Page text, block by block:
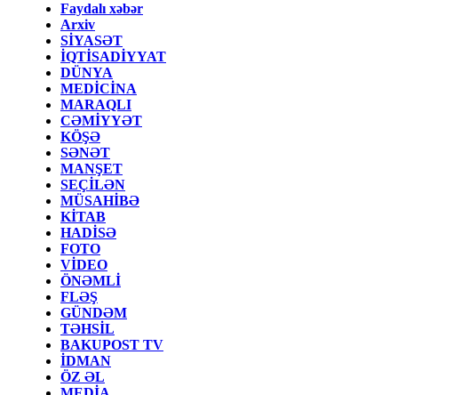
Faydalı xəbər
Arxiv
SİYASƏT
İQTİSADİYYAT
DÜNYA
MEDİCİNA
MARAQLI
CƏMİYYƏT
KÖŞƏ
SƏNƏT
MANŞET
SEÇİLƏN
MÜSAHİBƏ
KİTAB
HADİSƏ
FOTO
VİDEO
ÖNƏMLİ
FLƏŞ
GÜNDƏM
TƏHSİL
BAKUPOST TV
İDMAN
ÖZ ƏL